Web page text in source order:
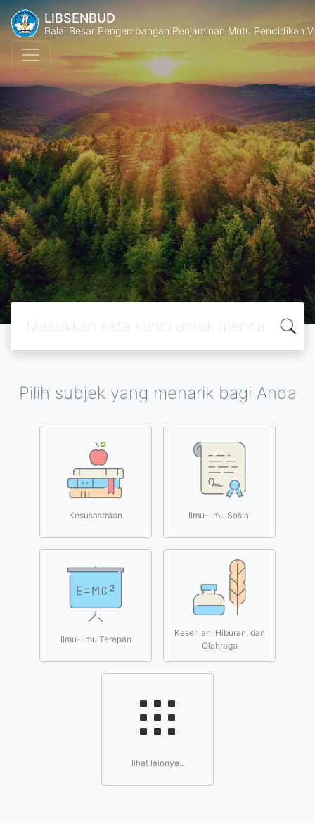
LIBSENBUD
Balai Besar Pengembangan Penjaminan Mutu Pendidikan
Pilih subjek yang menarik bagi Anda
Kesusastraan Ilmu-ilmu Sosial
Ilmu-ilmu Terapan
Kesenian, Hiburan, dan
Olahraga
lihat lainnya..